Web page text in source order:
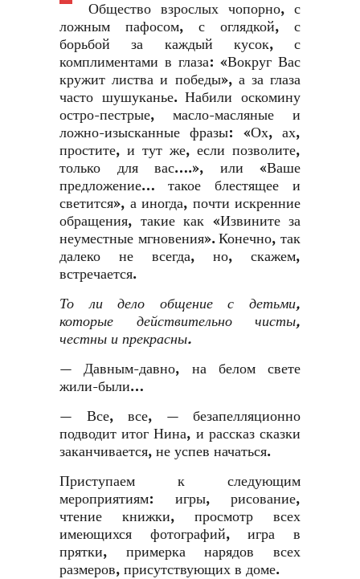
Общество взрослых чопорно, с
ложным пафосом, с оглядкой, с
борьбой за каждый кусок, с
комплиментами в глаза: «Вокруг Вас
кружит листва и победы», а за глаза
часто шушуканье. Набили оскомину
остро-пестрые, масло-масляные и
ложно-изысканные фразы: «Ох, ах,
простите, и тут же, если позволите,
только для вас….», или «Ваше
предложение… такое блестящее и
светится», а иногда, почти искренние
обращения, такие как «Извините за
неуместные мгновения». Конечно, так
далеко не всегда, но, скажем,
встречается.
То ли дело общение с детьми,
которые действительно чисты,
честны и прекрасны.
— Давным-давно, на белом свете
жили-были…
— Все, все, — безапелляционно
подводит итог Нина, и рассказ сказки
заканчивается, не успев начаться.
Приступаем к следующим
мероприятиям: игры, рисование,
чтение книжки, просмотр всех
имеющихся фотографий, игра в
прятки, примерка нарядов всех
размеров, присутствующих в доме.